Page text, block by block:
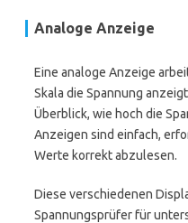
Analoge Anzeige
Eine analoge Anzeige
Skala die Spannung
Überblick, wie hoch die
Anzeigen sind einfach,
Werte korrekt abzulesen.
Diese verschiedenen
Spannungsprüfer für